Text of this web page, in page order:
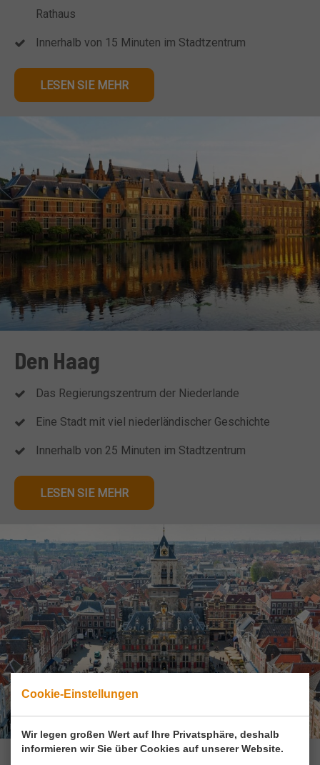
Cookie-Einstellungen
Wir legen großen Wert auf Ihre Privatsphäre, deshalb
informieren wir Sie über Cookies auf unserer Website.
Rathaus
Innerhalb von 15 Minuten im Stadtzentrum
LESEN SIE MEHR
Den Haag
Das Regierungszentrum der Niederlande
Eine Stadt mit viel niederländischer Geschichte
Innerhalb von 25 Minuten im Stadtzentrum
LESEN SIE MEHR